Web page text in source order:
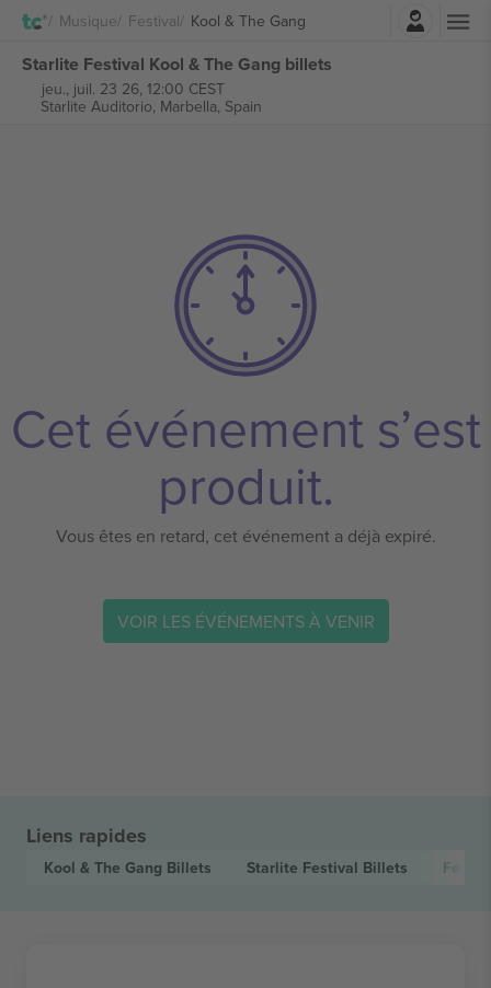
Musique Festival Kool & The Gang
Connexion
Starlite Festival Kool & The Gang billets
jeu., juil. 23 26, 12:00 CEST
Starlite Auditorio, Marbella, Spain
Cet événement s’est
produit.
Vous êtes en retard, cet événement a déjà expiré.
VOIR LES ÉVÉNEMENTS À VENIR
Liens rapides
Kool & The Gang Billets Starlite Festival Billets